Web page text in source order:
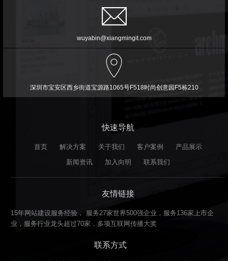
wuyabin@xiangmingit.com
深圳市宝安区西乡街道宝源路1065号F518时尚创意园F5栋210
快速导航
首页 解决方案 关于我们 客户案例
产品展示
新闻资讯
加入向明 联系我们
友情链接
15年网站建设服务经验， 服务27家世界500强企业，服务136家上市企
业，服务行业龙头超过70家，多项互联网传播大奖
联系方式